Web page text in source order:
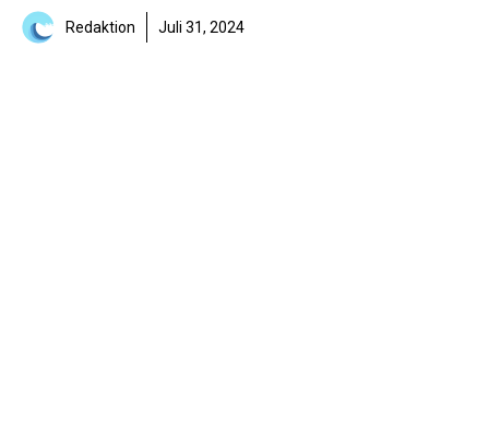
Redaktion Juli 31, 2024